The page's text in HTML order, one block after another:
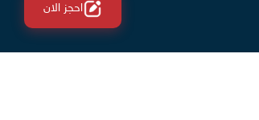
احجز الان